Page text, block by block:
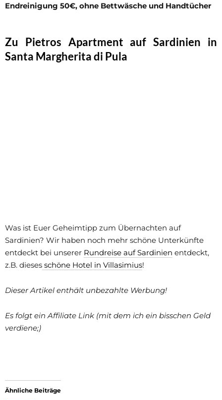
Endreinigung 50€, ohne Bettwäsche und Handtücher
Zu Pietros Apartment auf Sardinien in
Santa Margherita di Pula
Was ist Euer Geheimtipp zum Übernachten auf
Sardinien? Wir haben noch mehr schöne Unterkünfte
entdeckt bei unserer Rundreise auf Sardinien entdeckt,
z.B. dieses schöne Hotel in Villasimius!
Dieser Artikel enthält unbezahlte Werbung!
Es folgt ein Affiliate Link (mit dem ich ein bisschen Geld
verdiene;)
Ähnliche Beiträge